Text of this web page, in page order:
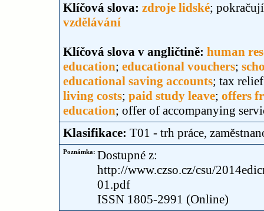
Klíčová slova: zdroje lidské;
vzdělávání
Klíčová slova v angličtině: human
education; educational vouchers;
educational saving accounts; tax
living costs; paid study leave; offers
education; offer of accompanying
Klasifikace: T01 - trh práce,
Poznámka: Dostupné z:
http://www.czso.cz/csu/
01.pdf
ISSN 1805-2991 (Online)